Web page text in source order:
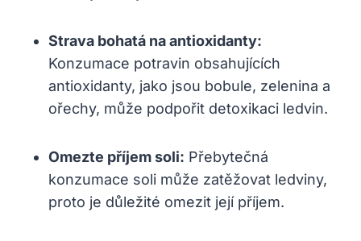
Strava ⁤bohatá na antioxidanty:
Konzumace potravin obsahujících
antioxidanty, jako jsou bobule, zelenina a
ořechy,‌ může podpořit detoxikaci‌ ledvin.
Omezte příjem soli: Přebytečná
‍konzumace soli může zatěžovat⁤ ledviny,
proto je důležité omezit její příjem.